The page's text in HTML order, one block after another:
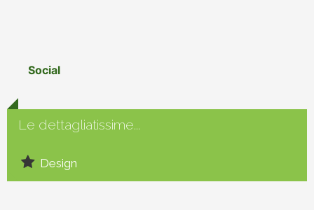
Le dettagliatissime...
Design
Social